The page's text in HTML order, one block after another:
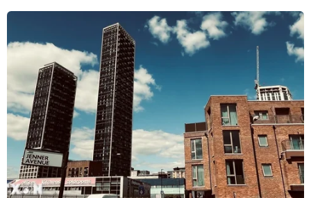
TIN CÙNG CHUYÊN MỤC
ASEAN Cup 2026: Truyền thông
châu Á ca ngợi chiến thắng của tuyển
Việt Nam
07/08/2026 22:58